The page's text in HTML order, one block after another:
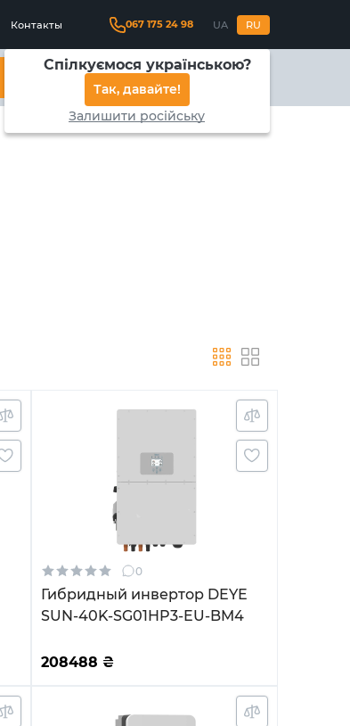
Контакты 067 175 24 98 UA RU
Спілкуємося українською?
Так, давайте!
Залишити російську
0
Гибридный инвертор DEYE
SUN-40K-SG01HP3-EU-BM4
208488 ₴